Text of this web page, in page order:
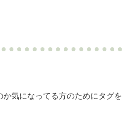
気になってる方のためにタグを